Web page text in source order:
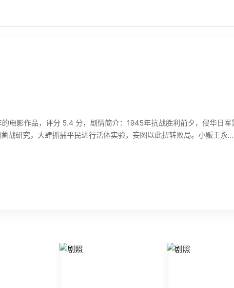
的电影作品，评分 5.4 分，剧情简介：1945年抗战胜利前夕，侵华日
战研究，大肆抓捕平民进行活体实验，妄图以此扭转败局。小贩王永